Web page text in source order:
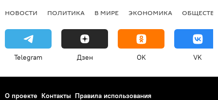
НОВОСТИ ПОЛИТИКА В МИРЕ ЭКОНОМИКА
Telegram Дзен OK VK
О проекте Контакты Правила использования